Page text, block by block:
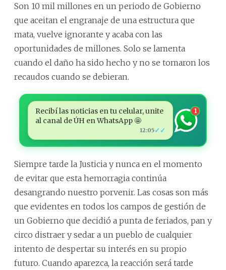
Son 10 mil millones en un periodo de Gobierno
que aceitan el engranaje de una estructura que
mata, vuelve ignorante y acaba con las
oportunidades de millones. Solo se lamenta
cuando el daño ha sido hecho y no se tomaron los
recaudos cuando se debieran.
Recibí las noticias en tu celular, unite
al canal de ÚH en WhatsApp 🤩
12:05✓✓
1
Siempre tarde la Justicia y nunca en el momento
de evitar que esta hemorragia continúa
desangrando nuestro porvenir. Las cosas son más
que evidentes en todos los campos de gestión de
un Gobierno que decidió a punta de feriados, pan y
circo distraer y sedar a un pueblo de cualquier
intento de despertar su interés en su propio
futuro. Cuando aparezca, la reacción será tarde